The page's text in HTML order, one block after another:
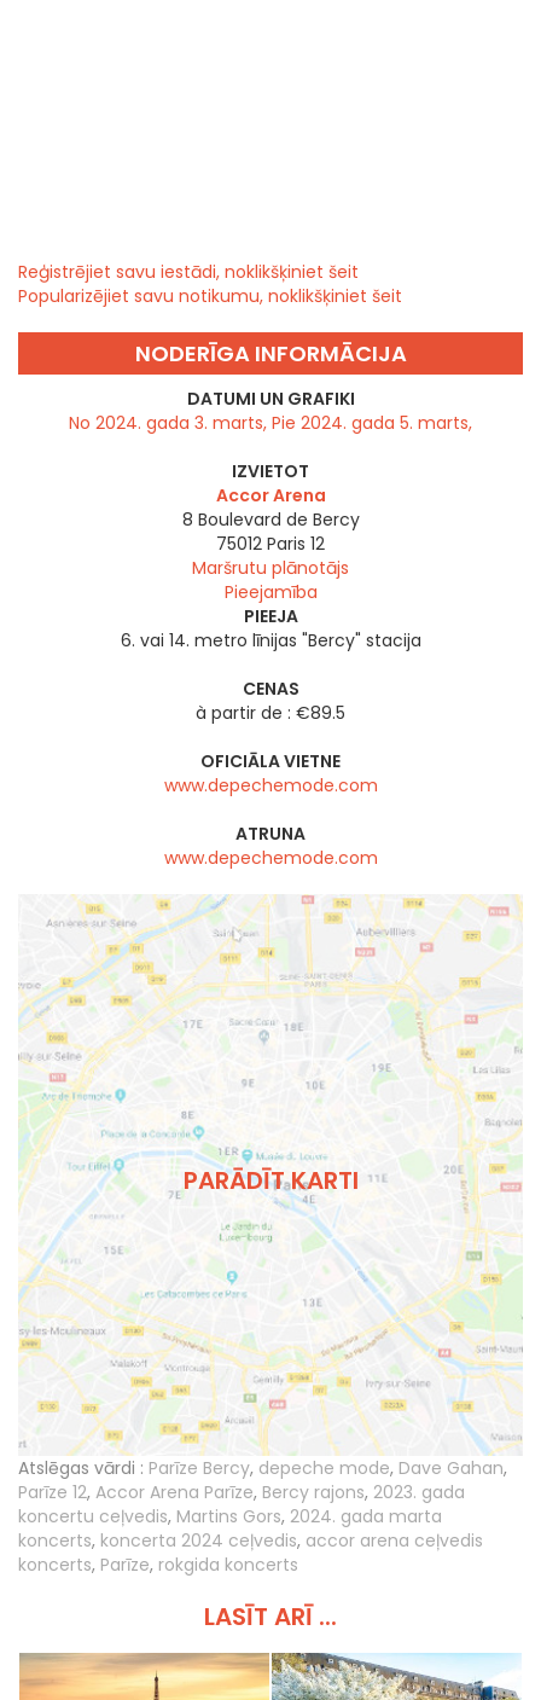
Reģistrējiet savu iestādi, noklikšķiniet šeit
Popularizējiet savu notikumu, noklikšķiniet šeit
NODERĪGA INFORMĀCIJA
DATUMI UN GRAFIKI
No 2024. gada 3. marts, Pie 2024. gada 5. marts,
IZVIETOT
Accor Arena
8 Boulevard de Bercy
75012 Paris 12
Maršrutu plānotājs
Pieejamība
PIEEJA
6. vai 14. metro līnijas "Bercy" stacija
CENAS
à partir de : €89.5
OFICIĀLA VIETNE
www.depechemode.com
ATRUNA
www.depechemode.com
PARĀDĪT KARTI
Atslēgas vārdi : Parīze Bercy, depeche mode, Dave Gahan,
Parīze 12, Accor Arena Parīze, Bercy rajons, 2023. gada
koncertu ceļvedis, Martins Gors, 2024. gada marta
koncerts, koncerta 2024 ceļvedis, accor arena ceļvedis
koncerts, Parīze, rokgida koncerts
LASĪT ARĪ ...